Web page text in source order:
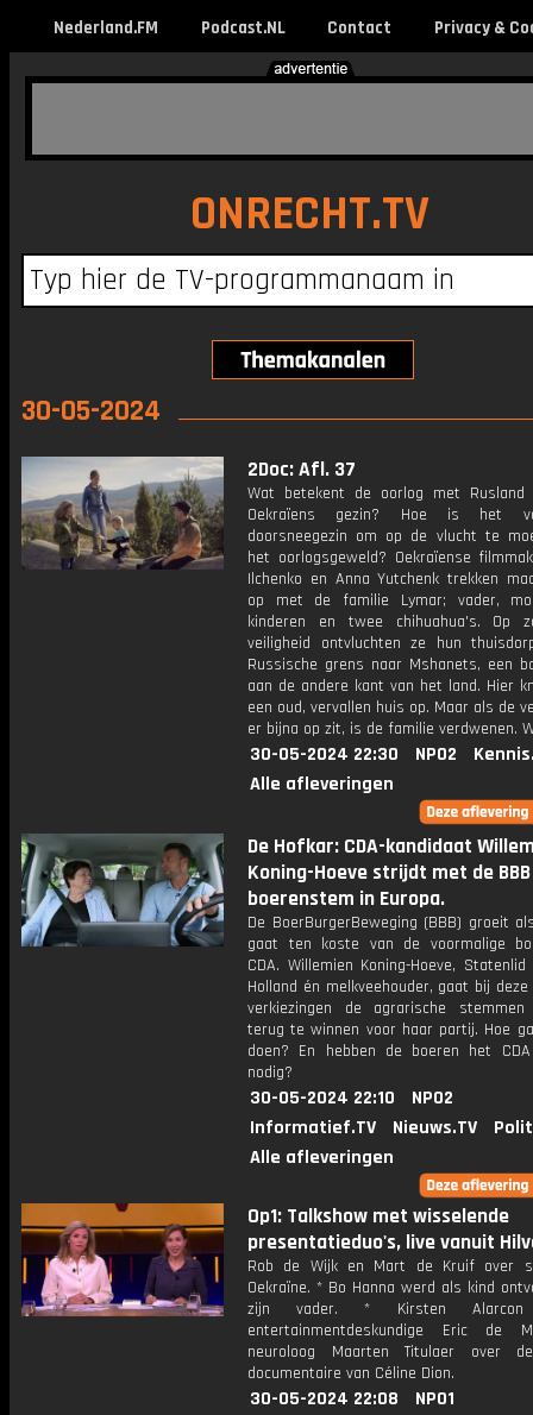
Nederland.FM Podcast.NL Contact Privacy &
ONRECHT.TV
30-05-2024
2Doc: Afl. 37
Wat betekent de oorlog met Rusland
Oekraïens gezin? Hoe is het
doorsneegezin om op de vlucht te
het oorlogsgeweld? Oekraïense
Ilchenko en Anna Yutchenk trekken
op met de familie Lymar; vader,
kinderen en twee chihuahua's. Op
veiligheid ontvluchten ze hun
Russische grens naar Mshanets, een
aan de andere kant van het land. Hier
een oud, vervallen huis op. Maar als de
er bijna op zit, is de familie verdwenen.
30-05-2024 22:30 NPO2
Alle afleveringen
De Hofkar: CDA-kandidaat
Koning-Hoeve strijdt met de
boerenstem in Europa.
De BoerBurgerBeweging (BBB) groeit
gaat ten koste van de voormalige
CDA. Willemien Koning-Hoeve,
Holland én melkveehouder, gaat bij deze
verkiezingen de agrarische stemmen
terug te winnen voor haar partij. Hoe
doen? En hebben de boeren het
nodig?
30-05-2024 22:10
NPO2
Informatief.TV
Nieuws.TV
Alle afleveringen
Op1: Talkshow met wisselende
presentatieduo's, live vanuit
Rob de Wijk en Mart de Kruif over
Oekraïne. * Bo Hanna werd als kind
zijn vader. * Kirsten Alarcon
entertainmentdeskundige Eric de
neuroloog Maarten Titulaer over
documentaire van Céline Dion.
30-05-2024 22:08
NPO1